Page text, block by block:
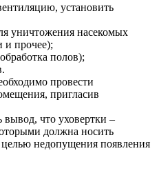
установить
уничтожения насекомых
и прочее);
полов);
провести
пригласив
что уховертки –
должна носить
недопущения появления